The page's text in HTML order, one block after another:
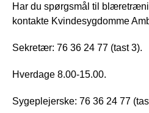
Har du spørgsmål til
kontakte Kvindesygdomme
Sekretær: 76 36 24 77 (tast 3).
Hverdage 8.00-15.00.
Sygeplejerske: 76 36 24 77